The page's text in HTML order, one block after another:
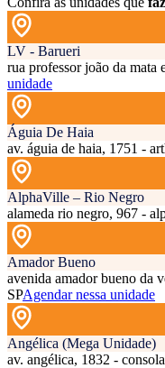
LV - Barueri
rua professor joão da mata
unidade
Águia De Haia
av. águia de haia, 1751 -
AlphaVille – Rio Negro
alameda rio negro, 967 -
Amador Bueno
avenida amador bueno da
SPAgendar nessa unidade
Angélica (Mega Unidade)
av. angélica, 1832 -